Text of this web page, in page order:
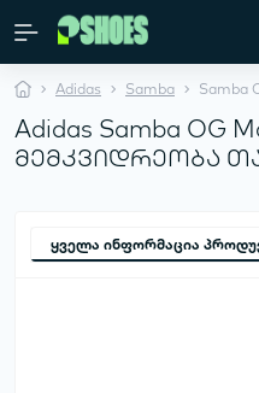
Adidas Samba Samba
Adidas Samba OG
მემკვიდრეობა
ყველა ინფორმაცია